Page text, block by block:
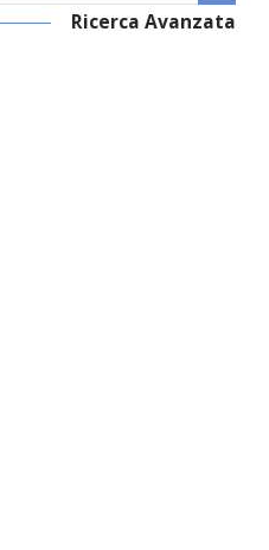
Ricerca Avanzata